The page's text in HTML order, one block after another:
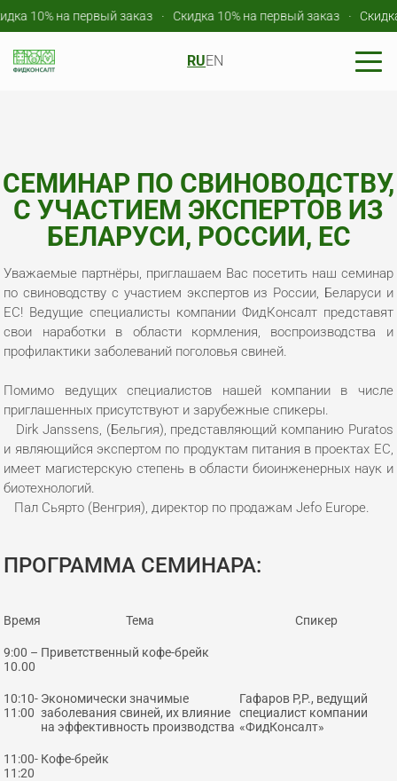
10% на первый заказ Скидка 10% на первый заказ Скидка
RUEN
СЕМИНАР ПО СВИНОВОДСТВУ,
С УЧАСТИЕМ ЭКСПЕРТОВ ИЗ
БЕЛАРУСИ, РОССИИ, ЕС
Уважаемые партнёры, приглашаем Вас посетить наш семинар
по свиноводству с участием экспертов из России, Беларуси и
ЕС! Ведущие специалисты компании ФидКонсалт представят
свои наработки в области кормления, воспроизводства и
профилактики заболеваний поголовья свиней.
Помимо ведущих специалистов нашей компании в числе
приглашенных присутствуют и зарубежные спикеры.
Dirk Janssens, (Бельгия), представляющий компанию Puratos
и являющийся экспертом по продуктам питания в проектах ЕС,
имеет магистерскую степень в области биоинженерных наук и
биотехнологий.
Пал Сьярто (Венгрия), директор по продажам Jefo Europe.
ПРОГРАММА СЕМИНАРА:
Время Тема Спикер
9:00 –
10.00
Приветственный кофе-брейк
10:10-
11:00
Экономически значимые
заболевания свиней, их влияние
на эффективность производства
Гафаров Р,Р., ведущий
специалист компании
«ФидКонсалт»
11:00-
11:20
Кофе-брейк